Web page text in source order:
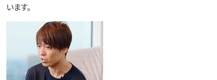
います。